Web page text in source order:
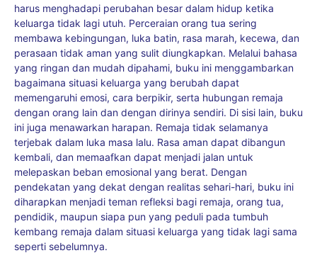
harus menghadapi perubahan besar dalam hidup ketika
keluarga tidak lagi utuh. Perceraian orang tua sering
membawa kebingungan, luka batin, rasa marah, kecewa, dan
perasaan tidak aman yang sulit diungkapkan. Melalui bahasa
yang ringan dan mudah dipahami, buku ini menggambarkan
bagaimana situasi keluarga yang berubah dapat
memengaruhi emosi, cara berpikir, serta hubungan remaja
dengan orang lain dan dengan dirinya sendiri. Di sisi lain, buku
ini juga menawarkan harapan. Remaja tidak selamanya
terjebak dalam luka masa lalu. Rasa aman dapat dibangun
kembali, dan memaafkan dapat menjadi jalan untuk
melepaskan beban emosional yang berat. Dengan
pendekatan yang dekat dengan realitas sehari-hari, buku ini
diharapkan menjadi teman refleksi bagi remaja, orang tua,
pendidik, maupun siapa pun yang peduli pada tumbuh
kembang remaja dalam situasi keluarga yang tidak lagi sama
seperti sebelumnya.